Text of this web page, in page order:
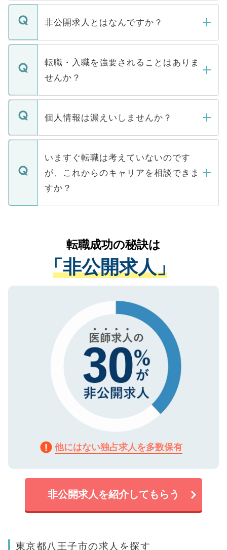
ご登録いただきましたら、弊社担当者がご
登録内容を確認し、その後メールもしくは
ます。通常、5営業日以内にはご連絡をせて
いただきますので、しばらくお待ちくださ
非公開求人とはなんですか？
マイナビDOCTORで取り扱っている求人の
うち約3割は、Webサイトからご覧いただ
けない「非公開求人」です。非公開求人は
下記の理由によって、一般には公開してい
ません。
■応募殺到を避けるため 人気のある医療機
関を公にしてしまうと、応募が殺到する場
に、医療機関が求める条件に合った人材の
みを人材紹介会社に依頼するケースが増え
ています。
転職・入職を強要されることはありま
せんか？
転職・入職を強要することは一切ありませ
ん。また、仮に応募先から内定をいただい
定を承諾する必要はありません。内定先へ
の辞退の連絡はキャリアパートナーが行い
個人情報は漏えいしませんか？
個人情報が漏えいすることはありませんの
で、ご安心ください。当サイトからの登録
などで収集したご登録者様の個人情報は、
ご本人のキャリアアップおよび転職活動の
支援を目的に使用いたします。お預かりし
ているすべての個人データはご本人の許可
は、個人情報の取り扱いについての厳密な
管理基準を満たした事業者のみに付与され
る、プライバシーマークを取得済みです。
で、機密保持に関してもご安心ください。
いますぐ転職は考えていないのです
が、これからのキャリアを相談できま
すか？
かがいして、現在の医療機関の状況や紹介
経験をまじえながら、適切なアドバイスを
させていただきます。すぐにご転職をされ
ない方には、長期的なサポートが可能です
ので、まずはご登録ください。
転職成功の秘訣は
「非公開求人」
他にはない独占求人を多数保有
非公開求人を紹介してもらう
東京都八王子市の求人を探す